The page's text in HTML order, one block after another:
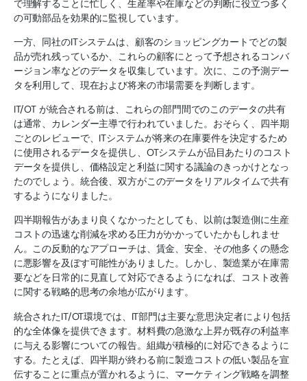
で理解することに忙しく、生産率や在庫などの判断に役立つ多く
の可動部品を効果的に監視しています。
一方、同社のITシステムは、顧客のショッピングカートでどの製
品が売れ残っているか、これらの顧客にとって予想されるコンバ
ージョン率などのデータを収集しています。次に、この予測デー
タを利用して、現在および将来の市場需要を判断します。
IT/OT が統合される前は、これらの部門間でのこのデータの共有
は通常、カレンダー主導で行われていました。おそらく、四半期
ごとのレビューで、ITシステムが将来の在庫要件を決定するため
に使用されるデータを提供し、OTシステムが品目あたりのコスト
データを提供し、価格設定と利益に関する議論のきっかけとなっ
たのでしょう。統合後、双方がこのデータをリアルタイムで共有
するようになりました。
四半期報告があまり良くなかったとしても、以前は製造側に生産
コストの迅速な削減を求める圧力がかかっていたかもしれませ
ん。この反動的なアプローチは、賃金、安全、その他多くの懸念
に悪影響を及ぼす可能性がありました。しかし、製造業が在庫需
要などを日常的に見直して対応できるようになれば、コスト改善
に関する戦略的思考の余地が広がります。
統合されたIT/OT環境では、IT部門は主要な意思決定者により包括
的な全体像を提供できます。材料費の急激な上昇が既存の利益率
に与える影響についての報告。組織が積極的に対応できるように
する。たとえば、四半期が終わる前に製造コストの低い製品を宣
伝することに重点が置かれるように、マーケティング戦略を調整